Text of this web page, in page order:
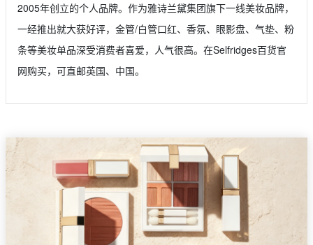
2005年创立的个人品牌。作为雅诗兰黛集团旗下一线美妆品牌，
一经推出就大获好评，金管/白管口红、香氛、眼影盘、气垫、粉
条等美妆单品深受消费者喜爱，人气很高。在Selfridges百货官
网购买，可直邮英国、中国。